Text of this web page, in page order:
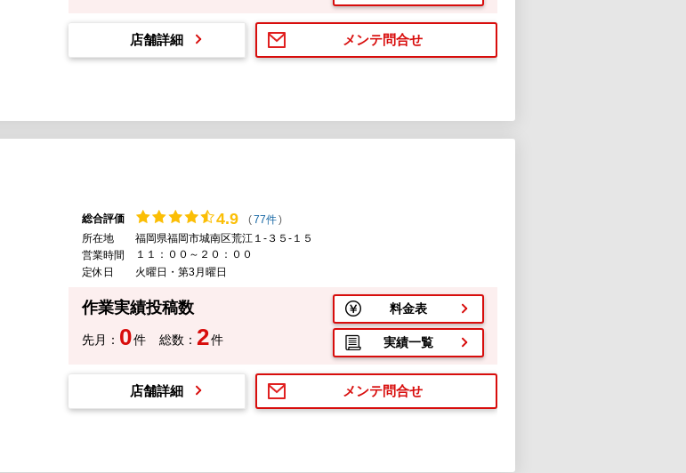
メンテ問合せ
店舗詳細
総合評価 4.9 (77件)
所在地
福岡県福岡市城南区荒江１-３５-１５
営業時間
１１：００～２０：００
定休日
火曜日・第3月曜日
作業実績投稿数
先月： 0件 総数： 2件
料金表
実績一覧
メンテ問合せ
店舗詳細